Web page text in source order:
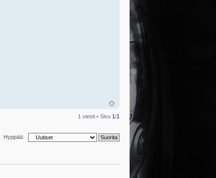
1 viesti • Sivu 1/1
Hyppää: